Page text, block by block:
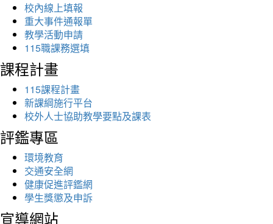
校內線上填報
重大事件通報單
教學活動申請
115職課務選填
課程計畫
115課程計畫
新課綱施行平台
校外人士協助教學要點及課表
評鑑專區
環境教育
交通安全網
健康促進評鑑網
學生獎懲及申訴
宣導網站